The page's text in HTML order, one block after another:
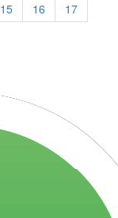
15 16
17